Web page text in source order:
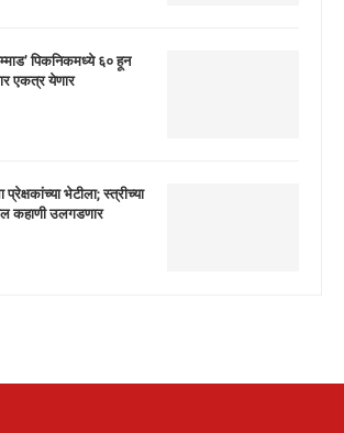
पिकनिकमध्ये ६० हून
एकत्र येणार
भेटीला; स्त्रीच्या
कहाणी उलगडणार